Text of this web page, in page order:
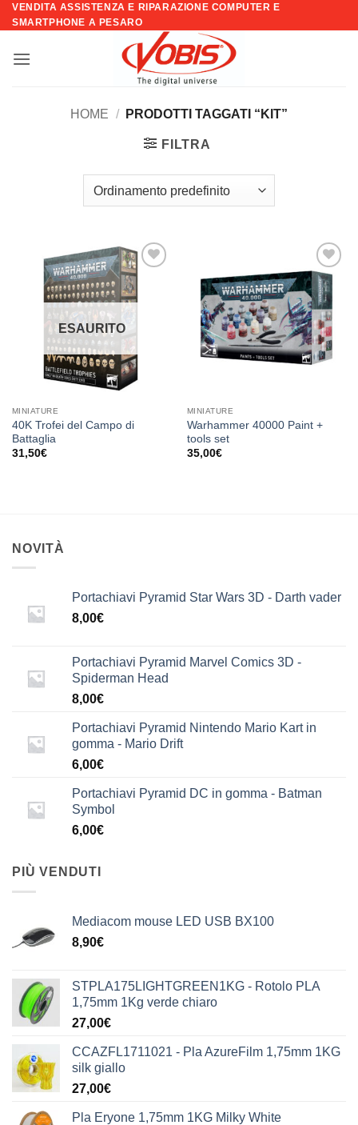
Salta
ai
VENDITA ASSISTENZA E RIPARAZIONE COMPUTER E
SMARTPHONE A PESARO
HOME / PRODOTTI TAGGATI “KIT”
FILTRA
Aggiungi
alla lista
dei
ESAURITO
MINIATURE
40K Trofei del Campo di
Battaglia
31,50€
Aggiungi
alla lista
dei
desideri
MINIATURE
Warhammer 40000 Paint +
tools set
35,00€
NOVITÀ
Portachiavi Pyramid Star Wars 3D - Darth vader
8,00€
Portachiavi Pyramid Marvel Comics 3D -
Spiderman Head
8,00€
Portachiavi Pyramid Nintendo Mario Kart in
gomma - Mario Drift
6,00€
Portachiavi Pyramid DC in gomma - Batman
Symbol
6,00€
PIÙ VENDUTI
Mediacom mouse LED USB BX100
8,90€
STPLA175LIGHTGREEN1KG - Rotolo PLA
1,75mm 1Kg verde chiaro
27,00€
CCAZFL1711021 - Pla AzureFilm 1,75mm 1KG
silk giallo
27,00€
Pla Eryone 1,75mm 1KG Milky White